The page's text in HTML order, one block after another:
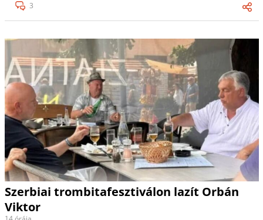
3
Szerbiai trombitafesztiválon lazít Orbán
Viktor